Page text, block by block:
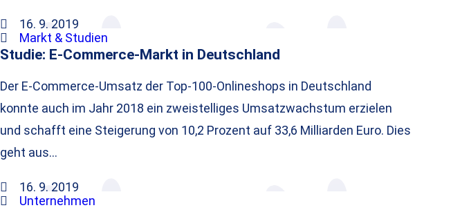
16. 9. 2019
Markt & Studien
Studie: E-Commerce-Markt in Deutschland
Der E-Commerce-Umsatz der Top-100-Onlineshops in Deutschland
konnte auch im Jahr 2018 ein zweistelliges Umsatzwachstum erzielen
und schafft eine Steigerung von 10,2 Prozent auf 33,6 Milliarden Euro. Dies
geht aus…
16. 9. 2019
Unternehmen